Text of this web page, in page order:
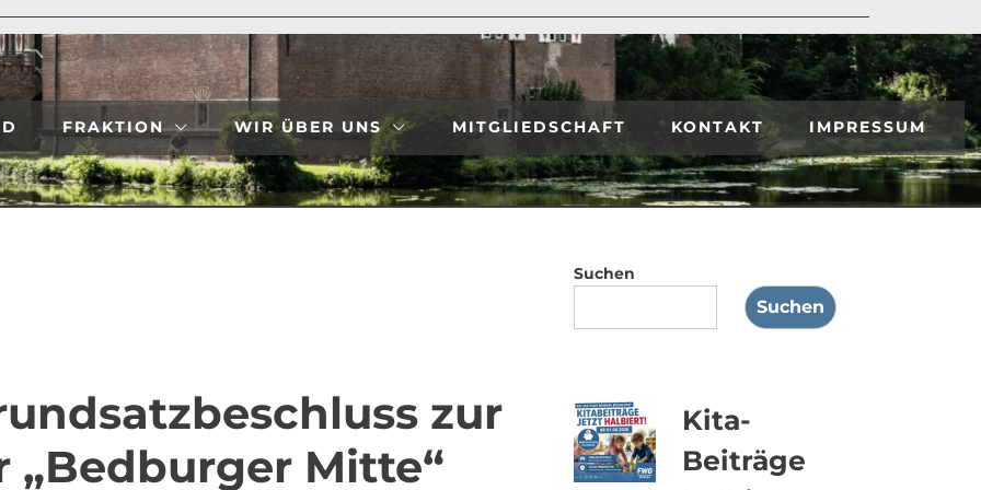
FRAKTION WIR ÜBER UNS MITGLIEDSCHAFT KONTAKT IMPRESSUM
zur
„Bedburger Mitte“
Suchen
Suchen
Kita-
Beiträge